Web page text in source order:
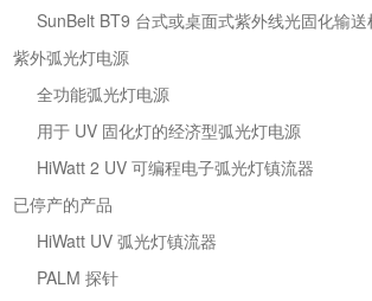
SunBelt BT9 台式或桌面式紫外线光固化输送
紫外弧光灯电源
全功能弧光灯电源
用于 UV 固化灯的经济型弧光灯电源
HiWatt 2 UV 可编程电子弧光灯镇流器
已停产的产品
HiWatt UV 弧光灯镇流器
PALM 探针